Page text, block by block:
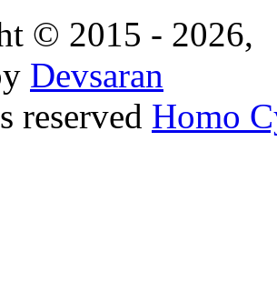
© 2015 - 2026,
Devsaran
reserved Homo